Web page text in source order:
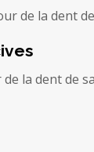
de la dent
la dent de